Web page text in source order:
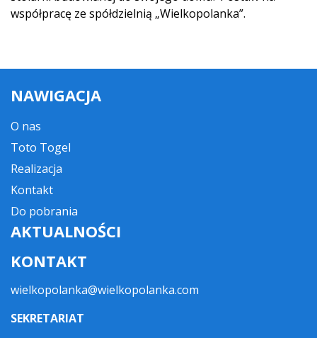
współpracę ze spółdzielnią „Wielkopolanka”.
NAWIGACJA
O nas
Toto Togel
Realizacja
Kontakt
Do pobrania
AKTUALNOŚCI
KONTAKT
wielkopolanka@wielkopolanka.com
SEKRETARIAT